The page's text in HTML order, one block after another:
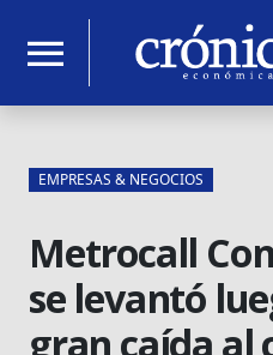
menu
EMPRESAS & NEGOCIOS
Metrocall
se levantó
gran caída al